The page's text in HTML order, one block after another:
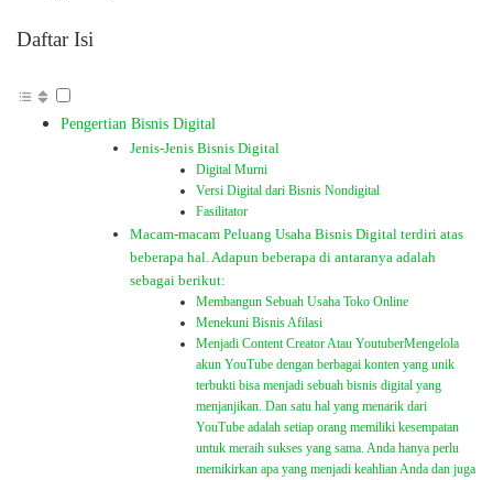
Daftar Isi
Pengertian Bisnis Digital
Jenis-Jenis Bisnis Digital
Digital Murni
Versi Digital dari Bisnis Nondigital
Fasilitator
Macam-macam Peluang Usaha Bisnis Digital terdiri atas
beberapa hal. Adapun beberapa di antaranya adalah
sebagai berikut:
Membangun Sebuah Usaha Toko Online
Menekuni Bisnis Afilasi
Menjadi Content Creator Atau YoutuberMengelola
akun YouTube dengan berbagai konten yang unik
terbukti bisa menjadi sebuah bisnis digital yang
menjanjikan. Dan satu hal yang menarik dari
YouTube adalah setiap orang memiliki kesempatan
untuk meraih sukses yang sama. Anda hanya perlu
memikirkan apa yang menjadi keahlian Anda dan juga